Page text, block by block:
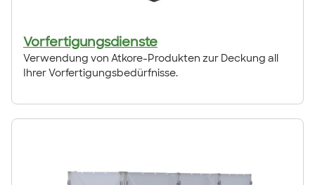
Vorfertigungsdienste
Verwendung von Atkore-Produkten zur Deckung all
Ihrer Vorfertigungsbedürfnisse.